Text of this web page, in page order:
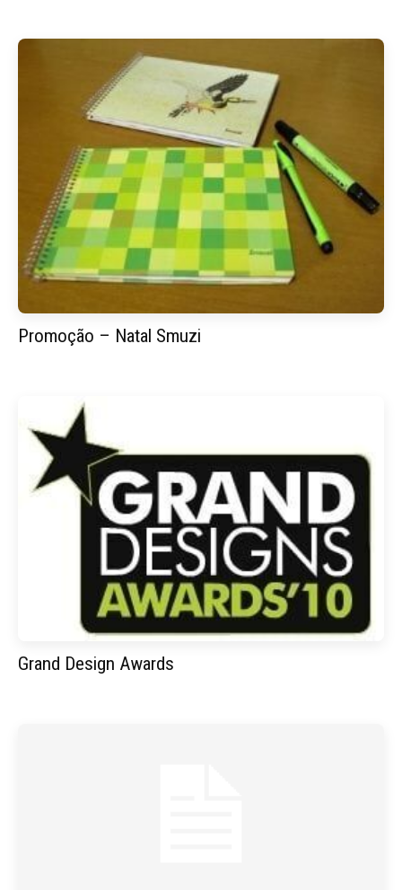
Promoção – Natal Smuzi
Grand Design Awards